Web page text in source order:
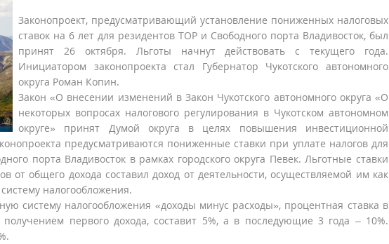
Законопроект, предусматривающий установление пониженных налоговых
ставок на 6 лет для резидентов ТОР и Свободного порта Владивосток, был
принят 26 октября. Льготы начнут действовать с текущего года.
Инициатором законопроекта стал Губернатор Чукотского автономного
округа Роман Копин.
Закон «О внесении изменений в Закон Чукотского автономного округа «О
некоторых вопросах налогового регулирования в Чукотском автономном
округе» принят Думой округа в целях повышения инвестиционной
предусматриваются пониженные ставки при уплате налогов для
порта Владивосток в рамках городского округа Певек. Льготные ставки
от общего дохода составил доход от деятельности, осуществляемой им как
налогообложения.
систему налогообложения «доходы минус расходы», процентная ставка в
первого дохода, составит 5%, а в последующие 3 года – 10%.